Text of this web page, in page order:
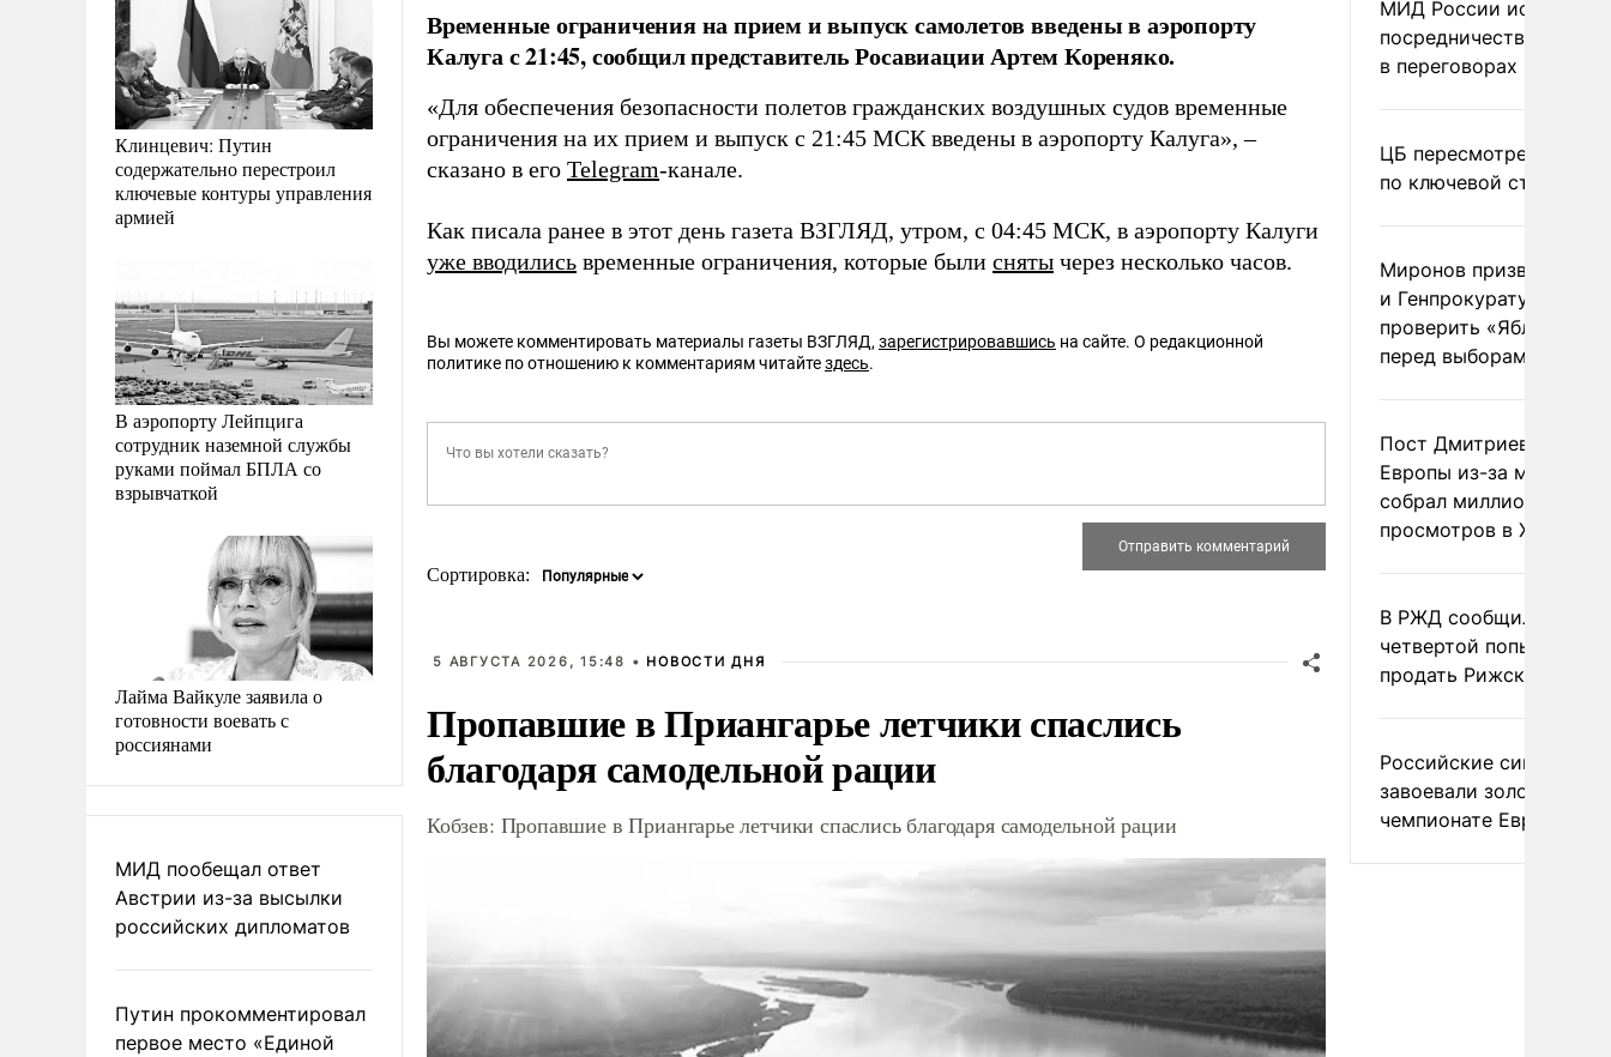
Клинцевич: Путин
содержательно перестроил
ключевые контуры управления
армией
В аэропорту Лейпцига
сотрудник наземной службы
руками поймал БПЛА со
взрывчаткой
Лайма Вайкуле заявила о
готовности воевать с
россиянами
МИД пообещал ответ
Австрии из-за высылки
российских дипломатов
Путин прокомментировал
первое место «Единой
Временные ограничения на прием и выпуск самолетов введены в аэропорту
Калуга с 21:45, сообщил представитель Росавиации Артем Кореняко.
«Для обеспечения безопасности полетов гражданских воздушных судов временные
ограничения на их прием и выпуск с 21:45 МСК введены в аэропорту Калуга», –
сказано в его Telegram-канале.
Как писала ранее в этот день газета ВЗГЛЯД, утром, с 04:45 МСК, в аэропорту Калуги
уже вводились временные ограничения, которые были сняты через несколько часов.
Вы можете комментировать материалы газеты ВЗГЛЯД, зарегистрировавшись на сайте. О редакционной
политике по отношению к комментариям читайтездесь.
Сортировка:
5 АВГУСТА 2026, 15:48 • НОВОСТИ ДНЯ
Пропавшие в Приангарье летчики спаслись
благодаря самодельной рации
Кобзев: Пропавшие в Приангарье летчики спаслись благодаря самодельной рации
МИД России исключил
посредничество
в переговорах по
ЦБ пересмотрел
по ключевой ставке
Миронов призвал
и Генпрокуратуру
проверить «Яблоко»
перед выборами
Пост Дмитриева о
Европы из-за
собрал миллион
просмотров в X
В РЖД сообщили о
четвертой попытке
продать Рижский
Российские
завоевали золото на
чемпионате Европы